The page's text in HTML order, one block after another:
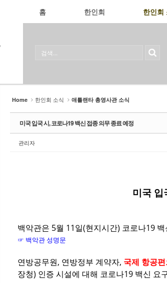
홈 한인회 한인회
Home 한인회 소식 애틀랜타 총영사관 소식
미국 입국 시, 코로나19 백신 접종 의무 종료 예정
관리자
미국 입
백악관은 5월 11일(현지시간) 코로나19
☞ 백악관 성명문
연방공무원, 연방정부 계약자, 국제 항공
장청) 인증 시설에 대해 코로나19 백신 요